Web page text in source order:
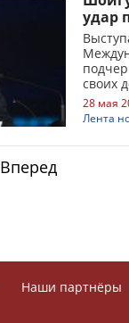
удар
своих
28 мая
Лента
Вперед
Наши партнёры